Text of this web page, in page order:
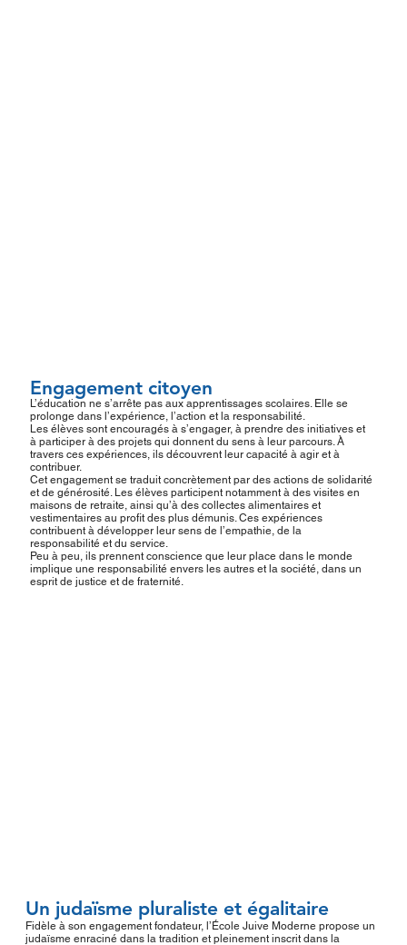
Engagement citoyen
L’éducation ne s’arrête pas aux apprentissages scolaires. Elle se
prolonge dans l’expérience, l’action et la responsabilité.
Les élèves sont encouragés à s’engager, à prendre des initiatives et
à participer à des projets qui donnent du sens à leur parcours. À
travers ces expériences, ils découvrent leur capacité à agir et à
contribuer.
Cet engagement se traduit concrètement par des actions de solidarité
et de générosité. Les élèves participent notamment à des visites en
maisons de retraite, ainsi qu’à des collectes alimentaires et
vestimentaires au profit des plus démunis. Ces expériences
contribuent à développer leur sens de l’empathie, de la
responsabilité et du service.
Peu à peu, ils prennent conscience que leur place dans le monde
implique une responsabilité envers les autres et la société, dans un
esprit de justice et de fraternité.
Un judaïsme pluraliste et égalitaire
Fidèle à son engagement fondateur, l’École Juive Moderne propose un
judaïsme enraciné dans la tradition et pleinement inscrit dans la